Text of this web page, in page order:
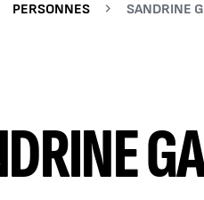
PERSONNES SANDRINE